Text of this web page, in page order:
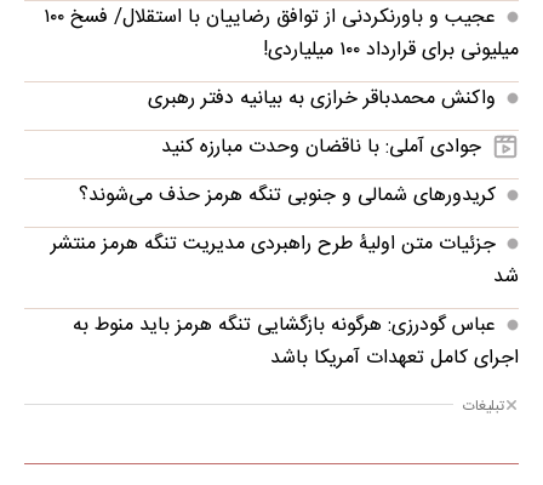
عجیب و باورنکردنی از توافق رضاییان با استقلال/ فسخ ۱۰۰
میلیونی برای قرارداد ۱۰۰ میلیاردی!
واکنش محمدباقر خرازی به بیانیه دفتر رهبری
جوادی آملی: با ناقضان وحدت مبارزه کنید
کریدورهای شمالی و جنوبی تنگه هرمز حذف می‌شوند؟
جزئیات متن اولیۀ طرح راهبردی مدیریت تنگه هرمز منتشر
شد
عباس گودرزی: هرگونه بازگشایی تنگه هرمز باید منوط به
اجرای کامل تعهدات آمریکا باشد
تبلیغات